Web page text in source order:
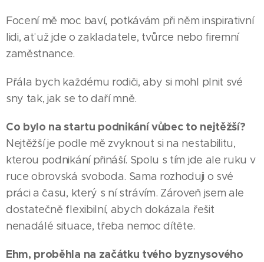
Focení mě moc baví, potkávám při něm inspirativní
lidi, ať už jde o zakladatele, tvůrce nebo firemní
zaměstnance.
Přála bych každému rodiči, aby si mohl plnit své
sny tak, jak se to daří mně.
Co bylo na startu podnikání vůbec to nejtěžší?
Nejtěžší je podle mě zvyknout si na nestabilitu,
kterou podnikání přináší. Spolu s tím jde ale ruku v
ruce obrovská svoboda. Sama rozhoduji o své
práci a času, který s ní strávím. Zároveň jsem ale
dostatečně flexibilní, abych dokázala řešit
nenadálé situace, třeba nemoc dítěte.
Ehm, proběhla na začátku tvého byznysového